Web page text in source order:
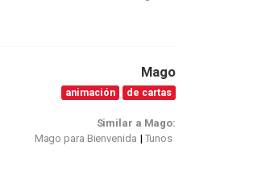
Mago
animación de cartas
Similar a Mago:
Mago para Bienvenida
Tunos